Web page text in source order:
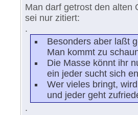
Man darf getrost den alten
sei nur zitiert:
.
Besonders aber laßt
Man kommt zu
Die Masse könnt ihr
ein jeder sucht sich
Wer vieles bringt,
und jeder geht
.